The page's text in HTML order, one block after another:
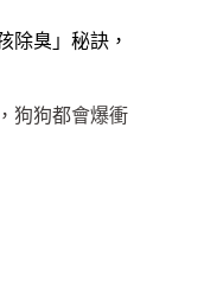
除臭」秘訣，
狗狗都會爆衝